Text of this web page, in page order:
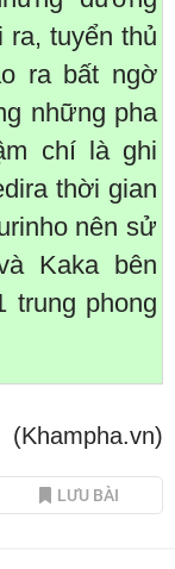
ra, tuyển thủ
ra bất ngờ
những pha
chí là ghi
thời gian
nên sử
Kaka bên
trung phong
(Khampha.vn)
LƯU BÀI